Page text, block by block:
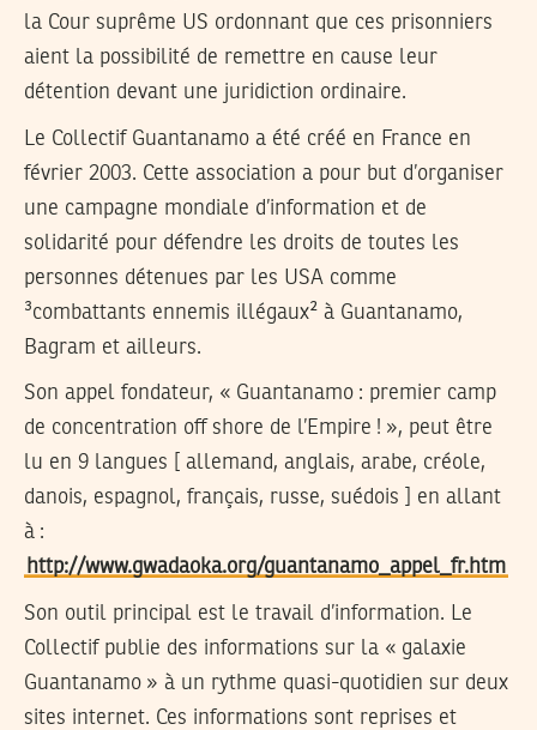
la Cour suprême US ordonnant que ces prisonniers
aient la possibilité de remettre en cause leur
détention devant une juridiction ordinaire.
Le Collectif Guantanamo a été créé en France en
février 2003. Cette association a pour but d’organiser
une campagne mondiale d’information et de
solidarité pour défendre les droits de toutes les
personnes détenues par les USA comme
³combattants ennemis illégaux² à Guantanamo,
Bagram et ailleurs.
Son appel fondateur, « Guantanamo : premier camp
de concentration off shore de l’Empire ! », peut être
lu en 9 langues [ allemand, anglais, arabe, créole,
danois, espagnol, français, russe, suédois ] en allant
à :
http://www.gwadaoka.org/guantanamo_appel_fr.htm
Son outil principal est le travail d’information. Le
Collectif publie des informations sur la « galaxie
Guantanamo » à un rythme quasi-quotidien sur deux
sites internet. Ces informations sont reprises et